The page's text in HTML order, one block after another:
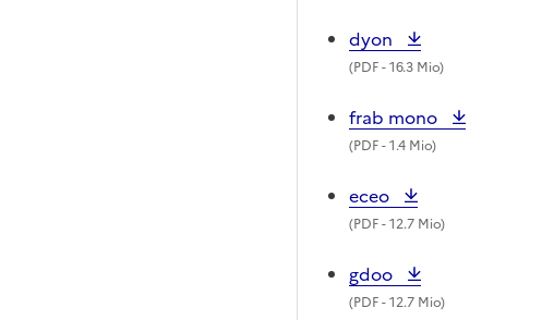
dyon
(PDF- 16.3 Mio)
frab mono
(PDF- 1.4 Mio)
eceo
(PDF- 12.7 Mio)
gdoo
(PDF- 12.7 Mio)